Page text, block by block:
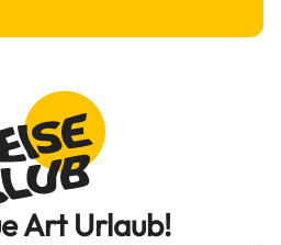
Art Urlaub!